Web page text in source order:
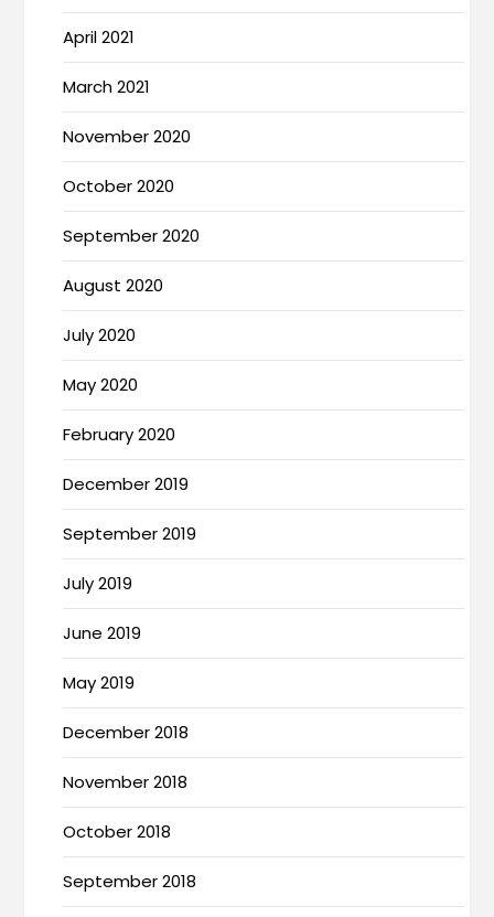
April 2021
March 2021
November 2020
October 2020
September 2020
August 2020
July 2020
May 2020
February 2020
December 2019
September 2019
July 2019
June 2019
May 2019
December 2018
November 2018
October 2018
September 2018